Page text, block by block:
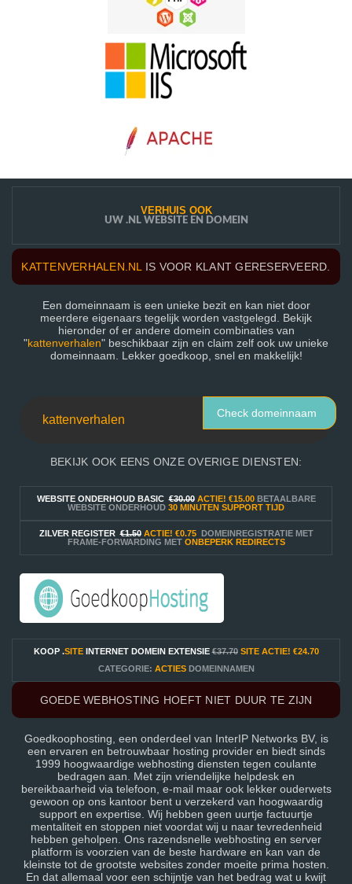
VERHUIS OOK
UW .NL WEBSITE EN DOMEIN
KATTENVERHALEN.NL IS VOOR KLANT GERESERVEERD.
Een domeinnaam is een unieke bezit en kan niet door
meerdere eigenaars tegelijk worden vastgelegd. Bekijk
hieronder of er andere domein combinaties van
"kattenverhalen" beschikbaar zijn en claim zelf ook uw unieke
domeinnaam. Lekker goedkoop, snel en makkelijk!
Check domeinnaam
BEKIJK OOK EENS ONZE OVERIGE DIENSTEN:
WEBSITE ONDERHOUD BASIC€30.00 ACTIE! €15.00 BETAALBARE
WEBSITE ONDERHOUD 30 MINUTEN SUPPORT TIJD
ZILVER REGISTER€1.50 ACTIE! €0.75 DOMEINREGISTRATIE MET
FRAME-FORWARDING MET ONBEPERK REDIRECTS
KOOP .SITEINTERNET DOMEIN EXTENSIE €37.70 SITE ACTIE! €24.70
CATEGORIE: ACTIESDOMEINNAMEN
GOEDE WEBHOSTING HOEFT NIET DUUR TE ZIJN
Goedkoophosting, een onderdeel van InterIP Networks BV, is
een ervaren en betrouwbaar hosting provider en biedt sinds
1999 hoogwaardige webhosting diensten tegen coulante
bedragen aan. Met zijn vriendelijke helpdesk en
bereikbaarheid via telefoon, e-mail maar ook lekker ouderwets
gewoon op ons kantoor bent u verzekerd van hoogwaardig
support en expertise. Wij hebben geen uurtje factuurtje
mentaliteit en stoppen niet voordat wij u naar tevredenheid
hebben geholpen. Ons razendsnelle webhosting en server
platform is voorzien van de beste hardware en kan van de
kleinste tot de grootste websites zonder moeite prima hosten.
En dat allemaal voor een schijntje van het bedrag wat u kwijt